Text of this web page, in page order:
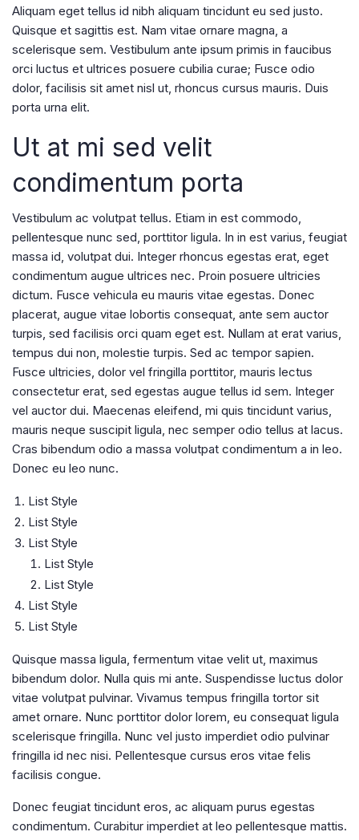
Aliquam eget tellus id nibh aliquam tincidunt eu sed justo.
Quisque et sagittis est. Nam vitae ornare magna, a
scelerisque sem. Vestibulum ante ipsum primis in faucibus
orci luctus et ultrices posuere cubilia curae; Fusce odio
dolor, facilisis sit amet nisl ut, rhoncus cursus mauris. Duis
porta urna elit.
Ut at mi sed velit
condimentum porta
Vestibulum ac volutpat tellus. Etiam in est commodo,
pellentesque nunc sed, porttitor ligula. In in est varius, feugiat
massa id, volutpat dui. Integer rhoncus egestas erat, eget
condimentum augue ultrices nec. Proin posuere ultricies
dictum. Fusce vehicula eu mauris vitae egestas. Donec
placerat, augue vitae lobortis consequat, ante sem auctor
turpis, sed facilisis orci quam eget est. Nullam at erat varius,
tempus dui non, molestie turpis. Sed ac tempor sapien.
Fusce ultricies, dolor vel fringilla porttitor, mauris lectus
consectetur erat, sed egestas augue tellus id sem. Integer
vel auctor dui. Maecenas eleifend, mi quis tincidunt varius,
mauris neque suscipit ligula, nec semper odio tellus at lacus.
Cras bibendum odio a massa volutpat condimentum a in leo.
Donec eu leo nunc.
List Style
List Style
List Style
List Style
List Style
List Style
List Style
Quisque massa ligula, fermentum vitae velit ut, maximus
bibendum dolor. Nulla quis mi ante. Suspendisse luctus dolor
vitae volutpat pulvinar. Vivamus tempus fringilla tortor sit
amet ornare. Nunc porttitor dolor lorem, eu consequat ligula
scelerisque fringilla. Nunc vel justo imperdiet odio pulvinar
fringilla id nec nisi. Pellentesque cursus eros vitae felis
facilisis congue.
Donec feugiat tincidunt eros, ac aliquam purus egestas
condimentum. Curabitur imperdiet at leo pellentesque mattis.